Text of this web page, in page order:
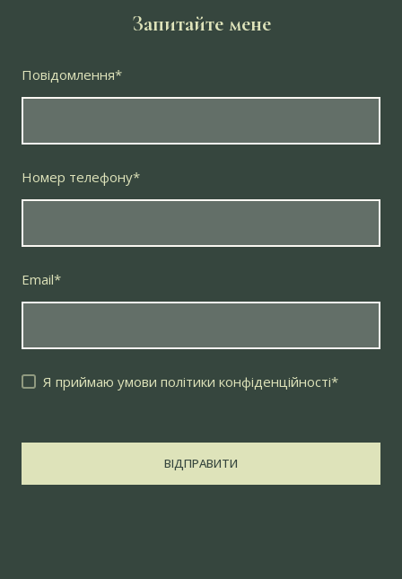
Запитайте мене
Повідомлення*
Номер телефону*
Email*
Я приймаю умови політики конфіденційності*
ВІДПРАВИТИ